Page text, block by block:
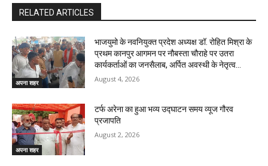
RELATED ARTICLES
अपना शहर
भाजयुमो के नवनियुक्त प्रदेश अध्यक्ष डॉ. रोहित मिश्रा के
प्रथम कानपुर आगमन पर नौबस्ता चौराहे पर उतरा
कार्यकर्ताओं का जनसैलाब, अर्पित अवस्थी के नेतृत्व...
August 4, 2026
अपना शहर
टर्फ अरेना का हुआ भव्य उद्घाटन समय व्यूज गौरव
प्रजापति
August 2, 2026